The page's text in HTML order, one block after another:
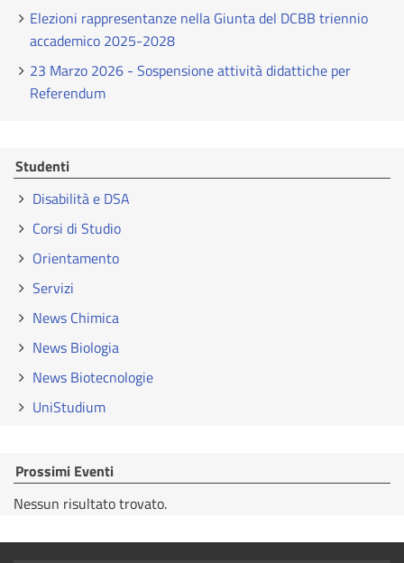
Elezioni rappresentanze nella Giunta del DCBB triennio
accademico 2025-2028
23 Marzo 2026 - Sospensione attività didattiche per
Referendum
Studenti
Disabilità e DSA
Corsi di Studio
Orientamento
Servizi
News Chimica
News Biologia
News Biotecnologie
UniStudium
Prossimi Eventi
Nessun risultato trovato.